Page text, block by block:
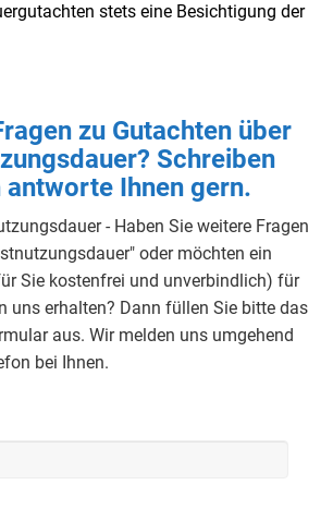
stets eine Besichtigung der
zu Gutachten über
Schreiben
antworte Ihnen gern.
- Haben Sie weitere Fragen
oder möchten ein
Sie kostenfrei und unverbindlich) für
uns erhalten? Dann füllen Sie bitte das
aus. Wir melden uns umgehend
bei Ihnen.